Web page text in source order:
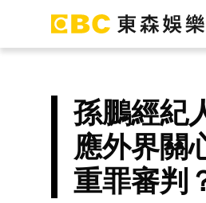
孫鵬經紀
應外界關
重罪審判